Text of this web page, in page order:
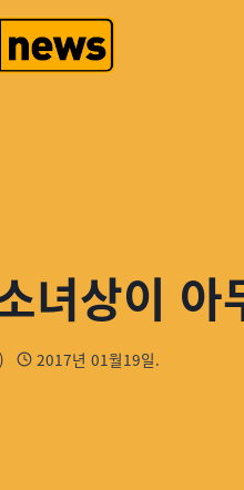
녀상이 아
2017년 01월19일.